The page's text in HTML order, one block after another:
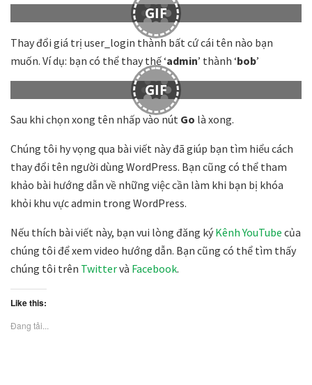
GIF
Thay đổi giá trị user_login thành bất cứ cái tên nào bạn
muốn. Ví dụ: bạn có thể thay thế ‘admin’ thành ‘bob’
GIF
Sau khi chọn xong tên nhấp vào nút Go là xong.
Chúng tôi hy vọng qua bài viết này đã giúp bạn tìm hiểu cách
thay đổi tên người dùng WordPress. Bạn cũng có thể tham
khảo bài hướng dẫn về những việc cần làm khi bạn bị khóa
khỏi khu vực admin trong WordPress.
Nếu thích bài viết này, bạn vui lòng đăng ký Kênh YouTube của
chúng tôi để xem video hướng dẫn. Bạn cũng có thể tìm thấy
chúng tôi trên Twittervà Facebook.
Like this:
Đang tải...